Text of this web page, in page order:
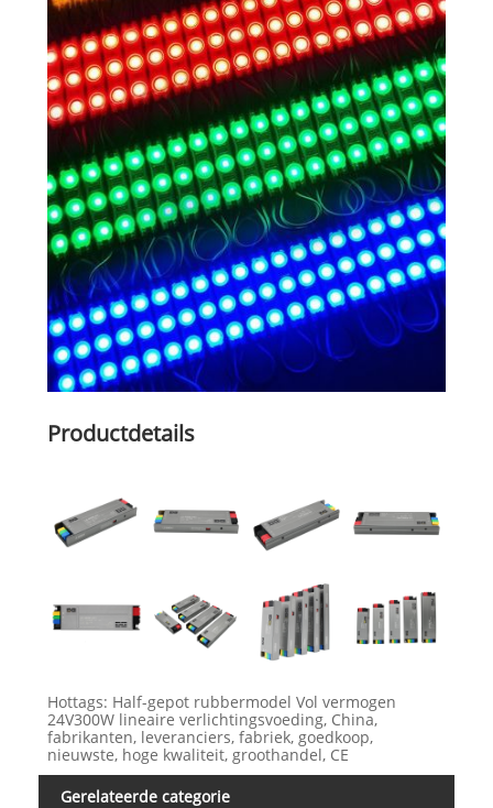
Productdetails
Hottags: Half-gepot rubbermodel Vol vermogen
24V300W lineaire verlichtingsvoeding, China,
fabrikanten, leveranciers, fabriek, goedkoop,
nieuwste, hoge kwaliteit, groothandel, CE
Gerelateerde categorie